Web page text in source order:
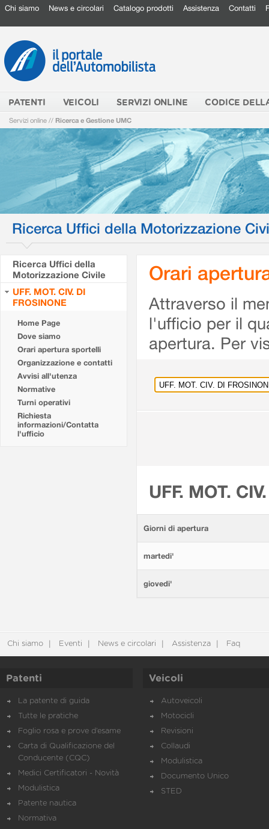
Chi siamo News e circolari Catalogo prodotti Assistenza Contatti
PATENTI VEICOLI SERVIZI ONLINE CODICE
Servizi online // Ricerca e Gestione UMC
Ricerca Uffici della Motorizzazione
Ricerca Uffici della
Motorizzazione Civile
UFF. MOT. CIV. DI
FROSINONE
Home Page
Dove siamo
Orari apertura sportelli
Organizzazione e contatti
Avvisi all'utenza
Normative
Turni operativi
Richiesta
informazioni/Contatta
l'ufficio
Orari
Attraverso il
l'ufficio per il
apertura. Per
UFF. MOT.
Giorni di apertura
martedi'
giovedi'
Chi siamo Eventi News e circolari Assistenza Faq
Patenti
La patente di guida
Tutte le pratiche
Foglio rosa e prove d’esame
Carta di Qualificazione del
Conducente (CQC)
Medici Certificatori - Novità
Modulistica
Patente nautica
Normativa
Veicoli
Autoveicoli
Motocicli
Revisioni
Collaudi
Modulistica
Documento Unico
STED